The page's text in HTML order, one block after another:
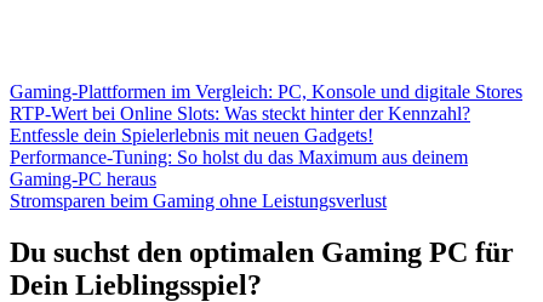
Gaming-Plattformen im Vergleich: PC, Konsole und digitale Stores
RTP-Wert bei Online Slots: Was steckt hinter der Kennzahl?
Entfessle dein Spielerlebnis mit neuen Gadgets!
Performance-Tuning: So holst du das Maximum aus deinem
Gaming-PC heraus
Stromsparen beim Gaming ohne Leistungsverlust
Du suchst den optimalen Gaming PC für
Dein Lieblingsspiel?